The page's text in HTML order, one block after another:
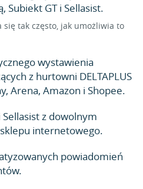
Subiekt GT i Sellasist.
się tak często, jak umożliwia to
wystawienia
z hurtowni DELTAPLUS
Arena, Amazon i Shopee.
z dowolnym
internetowego.
powiadomień